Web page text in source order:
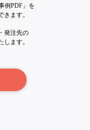
例PDF」を
きます。
発注先の
します。